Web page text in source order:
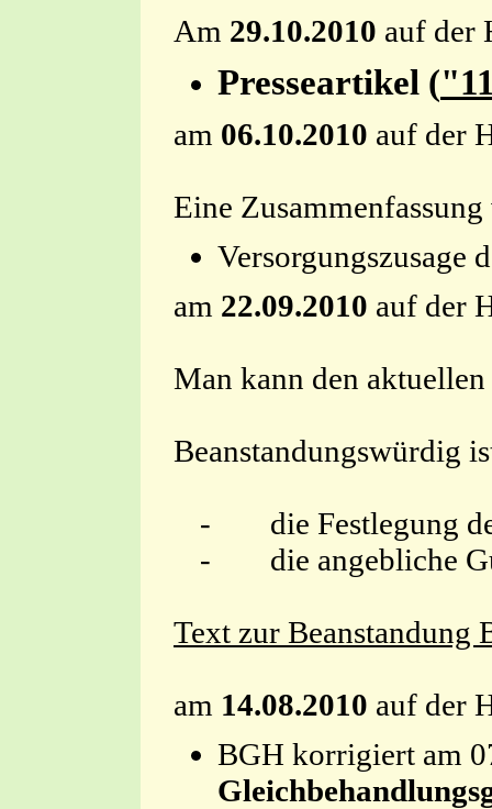
Am 29.10.2010 auf der
Presseartikel (
am 06.10.2010 auf der
Eine
am 22.09.2010 auf der
Man kann den
Beanstandungswürdig
-
die Festlegung
-
die angebliche
Text zur Beanstandung
am 14.08.2010 auf der
BGH korrigiert am